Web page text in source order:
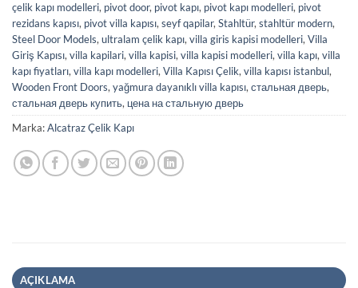
çelik kapı modelleri, pivot door, pivot kapı, pivot kapı modelleri, pivot
rezidans kapısı, pivot villa kapısı,seyf qapilar,Stahltür,stahltür modern,
Steel Door Models,ultralam çelik kapı,villa giris kapisi modelleri,Villa
Giriş Kapısı,villa kapilari,villa kapisi,villa kapisi modelleri,villa kapı,villa
kapı fiyatları,villa kapı modelleri,Villa Kapısı Çelik,villa kapısı istanbul,
Wooden Front Doors,yağmura dayanıklı villa kapısı,стальная дверь,
стальная дверь купить, цена на стальную дверь
Marka:Alcatraz Çelik Kapı
AÇIKLAMA